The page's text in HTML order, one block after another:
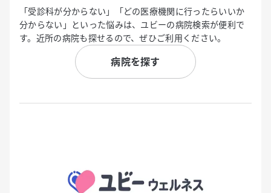
「受診科が分からない」「どの医療機関に行ったらいいか
分からない」といった悩みは、ユビーの病院検索が便利で
す。近所の病院も探せるので、ぜひご利用ください。
病院を探す